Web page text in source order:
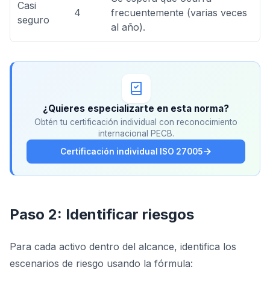
Casi
seguro
4
frecuentemente (varias veces
al año).
¿Quieres especializarte en esta norma?
Obtén tu certificación individual con reconocimiento
internacional PECB.
Certificación individual ISO 27005
Paso 2: Identificar riesgos
Para cada activo dentro del alcance, identifica los
escenarios de riesgo usando la fórmula: